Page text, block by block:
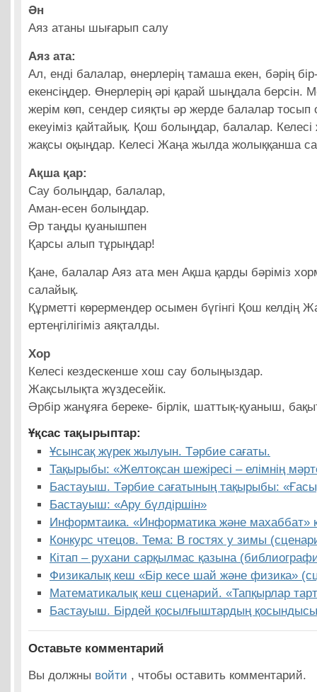
Ән
Аяз атаны шығарып салу
Аяз ата:
Ал, енді балалар, өнерлерің тамаша екен, бәрің
екенсіңдер. Өнерлерің әрі қарай шыңдала берсін.
жерім көп, сендер сияқты әр жерде балалар тосып
екеуіміз қайтайық. Қош болыңдар, балалар.
жақсы оқыңдар. Келесі Жаңа жылда жолыққанша
Ақша қар:
Сау болыңдар, балалар,
Аман-есен болыңдар.
Әр таңды қуанышпен
Қарсы алып тұрыңдар!
Қане, балалар Аяз ата мен Ақша қарды бәріміз
салайық.
Құрметті көрермендер осымен бүгінгі Қош келдің
ертеңгілігіміз аяқталды.
Хор
Келесі кездескенше хош сау болыңыздар.
Жақсылықта жүздесейік.
Әрбір жанұяға береке- бірлік, шаттық-қуаныш,
Ұқсас тақырыптар:
Ұсынсақ жүрек жылуын. Тәрбие сағаты.
Тақырыбы: «Желтоқсан шежіресі – елімнің
Бастауыш. Тәрбие сағатының тақырыбы:
Бастауыш: «Ару бүлдіршін»
Информтаика. «Информатика және махаббат»
Конкурс чтецов. Тема: В гостях у зимы
Кітап – рухани сарқылмас қазына
Физикалық кеш «Бір кесе шай және физика»
Математикалық кеш сценарий. «Тапқырлар
Бастауыш. Бірдей қосылғыштардың
Оставьте комментарий
Вы должны войти , чтобы оставить комментарий.